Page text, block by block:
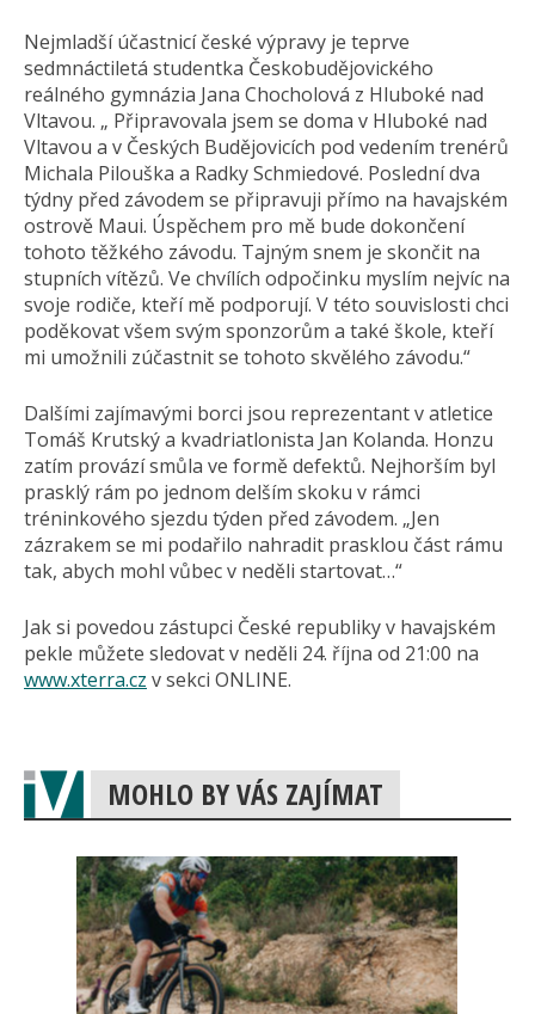
Nejmladší účastnicí české výpravy je teprve
sedmnáctiletá studentka Českobudějovického
reálného gymnázia Jana Chocholová z Hluboké nad
Vltavou. „ Připravovala jsem se doma v Hluboké nad
Vltavou a v Českých Budějovicích pod vedením trenérů
Michala Pilouška a Radky Schmiedové. Poslední dva
týdny před závodem se připravuji přímo na havajském
ostrově Maui. Úspěchem pro mě bude dokončení
tohoto těžkého závodu. Tajným snem je skončit na
stupních vítězů. Ve chvílích odpočinku myslím nejvíc na
svoje rodiče, kteří mě podporují. V této souvislosti chci
poděkovat všem svým sponzorům a také škole, kteří
mi umožnili zúčastnit se tohoto skvělého závodu.“
Dalšími zajímavými borci jsou reprezentant v atletice
Tomáš Krutský a kvadriatlonista Jan Kolanda. Honzu
zatím provází smůla ve formě defektů. Nejhorším byl
prasklý rám po jednom delším skoku v rámci
tréninkového sjezdu týden před závodem. „Jen
zázrakem se mi podařilo nahradit prasklou část rámu
tak, abych mohl vůbec v neděli startovat…“
Jak si povedou zástupci České republiky v havajském
pekle můžete sledovat v neděli 24. října od 21:00 na
www.xterra.cz v sekci ONLINE.
MOHLO BY VÁS ZAJÍMAT